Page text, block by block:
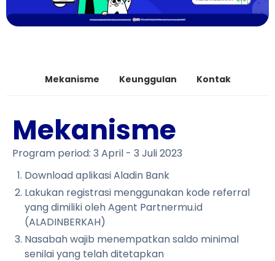
Mekanisme Keunggulan Kontak
Mekanisme
Program period: 3 April - 3 Juli 2023
Download aplikasi Aladin Bank
Lakukan registrasi menggunakan kode referral
yang dimiliki oleh Agent Partnermu.id
(ALADINBERKAH)
Nasabah wajib menempatkan saldo minimal
senilai yang telah ditetapkan